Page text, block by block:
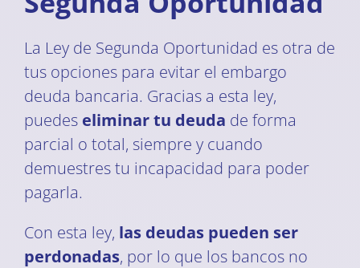
La Ley de Segunda Oportunidad es otra de
tus opciones para evitar el embargo
deuda bancaria. Gracias a esta ley,
puedes eliminar tu deuda de forma
parcial o total, siempre y cuando
demuestres tu incapacidad para poder
pagarla.
Con esta ley, las deudas pueden ser
perdonadas, por lo que los bancos no